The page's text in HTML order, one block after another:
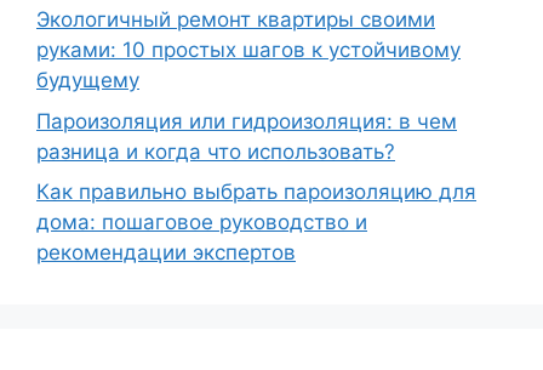
Экологичный ремонт квартиры своими
руками: 10 простых шагов к устойчивому
будущему
Пароизоляция или гидроизоляция: в чем
разница и когда что использовать?
Как правильно выбрать пароизоляцию для
дома: пошаговое руководство и
рекомендации экспертов